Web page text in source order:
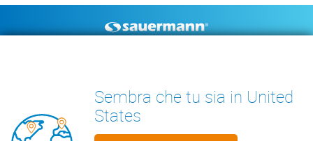
DOCUMENTAZIONE TECNICA
CONTATTO
Sembra che tu sia in United
States